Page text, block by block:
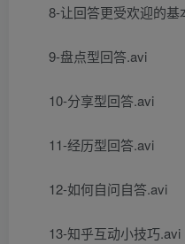
8-让回答更受欢迎的基
9-盘点型回答.avi
10-分享型回答.avi
11-经历型回答.avi
12-如何自问自答.avi
13-知乎互动小技巧.avi